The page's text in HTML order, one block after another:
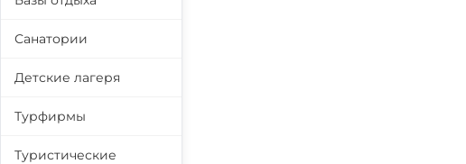
Санатории
Детские лагеря
Турфирмы
Туристические